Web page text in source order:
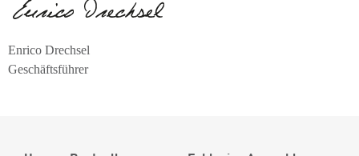
Enrico Drechsel
Geschäftsführer